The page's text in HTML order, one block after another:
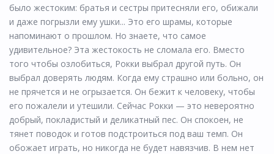
было жестоким: братья и сестры притесняли его, обижали
и даже погрызли ему ушки... Это его шрамы, которые
напоминают о прошлом. Но знаете, что самое
удивительное? Эта жестокость не сломала его. Вместо
того чтобы озлобиться, Рокки выбрал другой путь. Он
выбрал доверять людям. Когда ему страшно или больно, он
не прячется и не огрызается. Он бежит к человеку, чтобы
его пожалели и утешили. Сейчас Рокки — это невероятно
добрый, покладистый и деликатный пес. Он спокоен, не
тянет поводок и готов подстроиться под ваш темп. Он
обожает играть, но никогда не будет навязчив. В нем нет